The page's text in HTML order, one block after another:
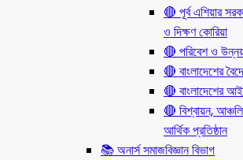
🔴 পূর্ব এশিয়ার
ও দিক্ষণ কোরিয়া
🔴 পরিবেশ ও
🔴 বাংলাদেশের
🔴 বাংলাদেশের
🔴 বিশ্বায়ন,
আর্থিক প্রতিষ্ঠান
📚 অনার্স সমাজবিজ্ঞান বিভাগ